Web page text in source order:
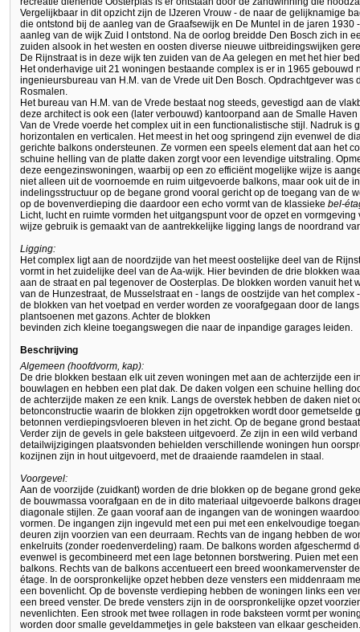
Vergelijkbaar in dit opzicht zijn de IJzeren Vrouw - de naar de gelijknamige
die ontstond bij de aanleg van de Graafsewijk en De Muntel in de jaren
aanleg van de wijk Zuid I ontstond. Na de oorlog breidde Den Bosch zich in
zuiden alsook in het westen en oosten diverse nieuwe uitbreidingswijken
De Rijnstraat is in deze wijk ten zuiden van de Aa gelegen en met het hier
Het onderhavige uit 21 woningen bestaande complex is er in 1965 gebouwd
ingenieursbureau van H.M. van de Vrede uit Den Bosch. Opdrachtgever was
Rosmalen.
Het bureau van H.M. van de Vrede bestaat nog steeds, gevestigd aan de
deze architect is ook een (later verbouwd) kantoorpand aan de Smalle
Van de Vrede voerde het complex uit in een functionalistische stijl. Nadruk is
horizontalen en verticalen. Het meest in het oog springend zijn evenwel de
gerichte balkons ondersteunen. Ze vormen een speels element dat aan het
schuine helling van de platte daken zorgt voor een levendige uitstraling.
deze eengezinswoningen, waarbij op een zo efficiënt mogelijke wijze is
niet alleen uit de voornoemde en ruim uitgevoerde balkons, maar ook uit de
indelingsstructuur op de begane grond vooral gericht op de toegang van de
op de bovenverdieping die daardoor een echo vormt van de klassieke bel-
Licht, lucht en ruimte vormden het uitgangspunt voor de opzet en
wijze gebruik is gemaakt van de aantrekkelijke ligging langs de noordrand
Ligging:
Het complex ligt aan de noordzijde van het meest oostelijke deel van de
vormt in het zuidelijke deel van de Aa-wijk. Hier bevinden de drie blokken
aan de straat en pal tegenover de Oosterplas. De blokken worden vanuit het
van de Hunzestraat, de Musselstraat en - langs de oostzijde van het
de blokken van het voetpad en verder worden ze voorafgegaan door de
plantsoenen met gazons. Achter de blokken
bevinden zich kleine toegangswegen die naar de inpandige garages leiden.
Beschrijving
Algemeen (hoofdvorm, kap):
De drie blokken bestaan elk uit zeven woningen met aan de achterzijde een
bouwlagen en hebben een plat dak. De daken volgen een schuine helling
de achterzijde maken ze een knik. Langs de overstek hebben de daken niet
betonconstructie waarin de blokken zijn opgetrokken wordt door gemetselde
betonnen verdiepingsvloeren bleven in het zicht. Op de begane grond
Verder zijn de gevels in gele baksteen uitgevoerd. Ze zijn in een wild
detailwijzigingen plaatsvonden behielden verschillende woningen hun
kozijnen zijn in hout uitgevoerd, met de draaiende raamdelen in staal.
Voorgevel:
Aan de voorzijde (zuidkant) worden de drie blokken op de begane grond
de bouwmassa voorafgaan en de in dito materiaal uitgevoerde balkons
diagonale stijlen. Ze gaan vooraf aan de ingangen van de woningen
vormen. De ingangen zijn ingevuld met een pui met een enkelvoudige
deuren zijn voorzien van een deurraam. Rechts van de ingang hebben de
enkelruits (zonder roedenverdeling) raam. De balkons worden afgeschermd
evenwel is gecombineerd met een lage betonnen borstwering. Puien met
balkons. Rechts van de balkons accentueert een breed woonkamervenster
étage. In de oorspronkelijke opzet hebben deze vensters een middenraam
een bovenlicht. Op de bovenste verdieping hebben de woningen links een
een breed venster. De brede vensters zijn in de oorspronkelijke opzet
nevenlichten. Een strook met twee rollagen in rode baksteen vormt per
worden door smalle geveldammetjes in gele baksteen van elkaar gescheiden.